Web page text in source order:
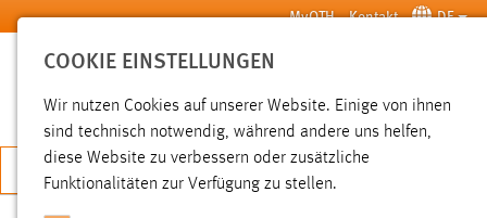
Zum Hauptinhalt springen MyOTH Kontakt DE
SUCHE
JETZT BEWERBEN
COOKIE EINSTELLUNGEN
Wir nutzen Cookies auf unserer Website. Einige von ihnen
sind technisch notwendig, während andere uns helfen,
diese Website zu verbessern oder zusätzliche
Funktionalitäten zur Verfügung zu stellen.